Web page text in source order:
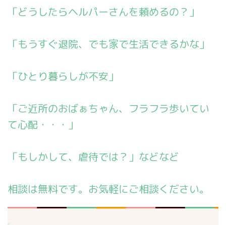
「どうしたらヘルパーさんを頼めるの？」
「もうすぐ退院、でも家で生活できるかな」
「ひとり暮らしが不安」
「ご近所のおばぁちゃん、フラフラ歩いてい
て心配・・・」
「もしかして、虐待では？」などなど
相談は無料です。お気軽にご相談ください。